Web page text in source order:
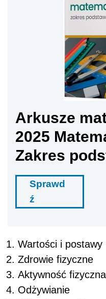
Arkusze
2025
Zakres
Sprawd
ź
Wartości i postawy
Zdrowie fizyczne
Aktywność fizyczna
Odżywianie